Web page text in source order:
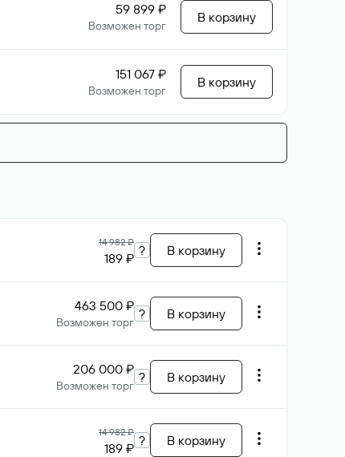
59 899 ₽
Возможен торг
В корзину
151 067 ₽
Возможен торг
В корзину
14 982 ₽
189 ₽ ? В корзину
463 500 ₽
Возможен торг
? В корзину
206 000 ₽
Возможен торг
? В корзину
14 982 ₽
189 ₽ ? В корзину